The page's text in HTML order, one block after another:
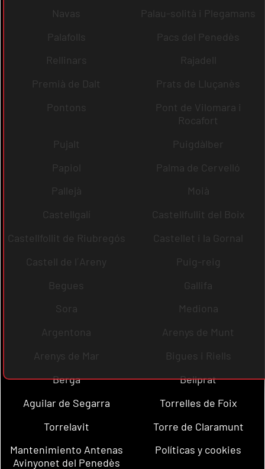
Navas
Palau-solità i Plegamans
Palafolls
Pacs del Penedès
Rellinars
Rajadell
Premià de Dalt
Prats de Lluçanès
Pontons
Pont de Vilomara i
Rocafort
Pujalt
Puigdàlber
Papiol
Palma de Cervelló
Pallejà
Moià
Castellgalí
Castellfullit del Boix
Castellfollit de Riubregós
Castellet i la Gornal
Castell de l´Areny
Puig-reig
Begues
Gallifa
Sora
Mediona
Argentona
Arenys de Munt
Arenys de Mar
Bigues i Riells
Berga
Bellprat
Aguilar de Segarra
Torrelles de Foix
Torrelavit
Torre de Claramunt
Mantenimiento Antenas
Avinyonet del Penedès
Políticas y cookies